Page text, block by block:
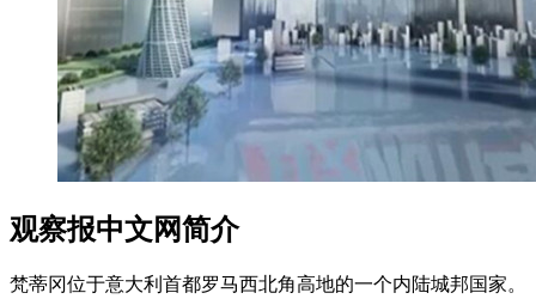
观察报中文网简介
梵蒂冈位于意大利首都罗马西北角高地的一个内陆城邦国家。